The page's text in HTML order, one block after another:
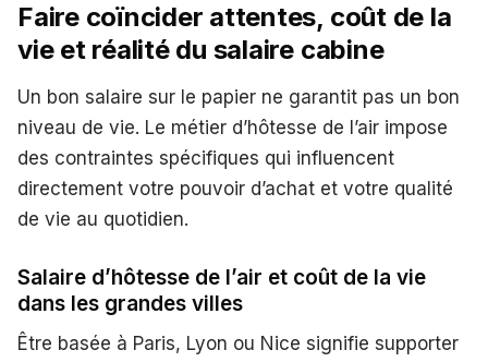
Faire coïncider attentes, coût de la
vie et réalité du salaire cabine
Un bon salaire sur le papier ne garantit pas un bon
niveau de vie. Le métier d’hôtesse de l’air impose
des contraintes spécifiques qui influencent
directement votre pouvoir d’achat et votre qualité
de vie au quotidien.
Salaire d’hôtesse de l’air et coût de la vie
dans les grandes villes
Être basée à Paris, Lyon ou Nice signifie supporter